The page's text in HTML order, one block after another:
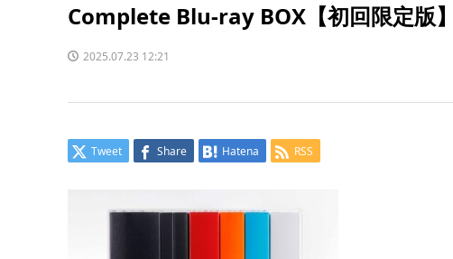
Complete Blu-ray BOX【初回限定
2025.07.23 12:21
Tweet Share Hatena RSS